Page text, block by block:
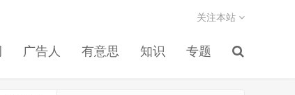
广告人 有意思 知识 专题
关注本站